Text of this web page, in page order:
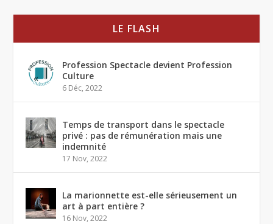
LE FLASH
Profession Spectacle devient Profession
Culture
6 Déc, 2022
Temps de transport dans le spectacle
privé : pas de rémunération mais une
indemnité
17 Nov, 2022
La marionnette est-elle sérieusement un
art à part entière ?
16 Nov, 2022